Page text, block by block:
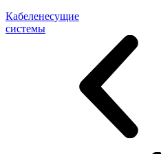
Кабеленесущие
системы